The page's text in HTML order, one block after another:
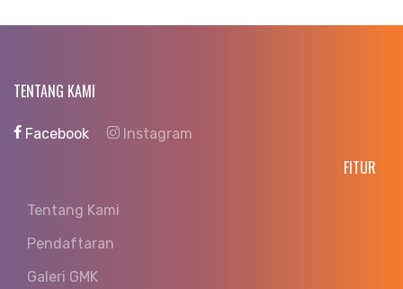
TENTANG KAMI
Facebook Instagram
FITUR
Tentang Kami
Pendaftaran
Galeri GMK